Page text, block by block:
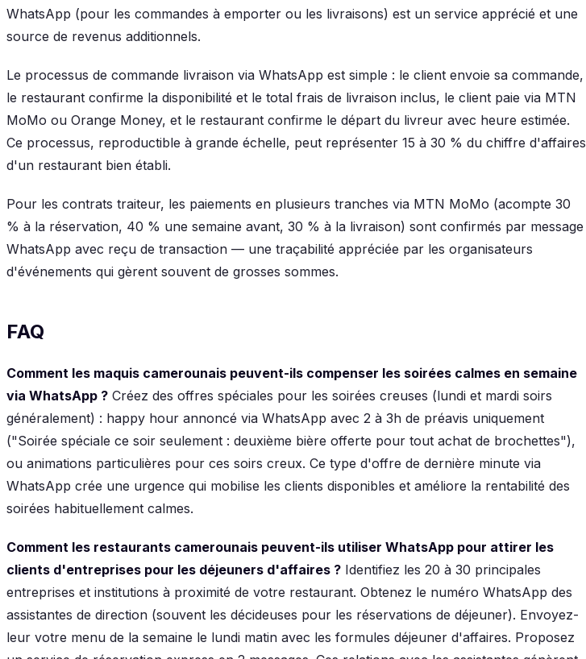
WhatsApp (pour les commandes à emporter ou les livraisons) est un service apprécié et une
source de revenus additionnels.
Le processus de commande livraison via WhatsApp est simple : le client envoie sa commande,
le restaurant confirme la disponibilité et le total frais de livraison inclus, le client paie via MTN
MoMo ou Orange Money, et le restaurant confirme le départ du livreur avec heure estimée.
Ce processus, reproductible à grande échelle, peut représenter 15 à 30 % du chiffre d'affaires
d'un restaurant bien établi.
Pour les contrats traiteur, les paiements en plusieurs tranches via MTN MoMo (acompte 30
% à la réservation, 40 % une semaine avant, 30 % à la livraison) sont confirmés par message
WhatsApp avec reçu de transaction — une traçabilité appréciée par les organisateurs
d'événements qui gèrent souvent de grosses sommes.
FAQ
Comment les maquis camerounais peuvent-ils compenser les soirées calmes en semaine
via WhatsApp ? Créez des offres spéciales pour les soirées creuses (lundi et mardi soirs
généralement) : happy hour annoncé via WhatsApp avec 2 à 3h de préavis uniquement
("Soirée spéciale ce soir seulement : deuxième bière offerte pour tout achat de brochettes"),
ou animations particulières pour ces soirs creux. Ce type d'offre de dernière minute via
WhatsApp crée une urgence qui mobilise les clients disponibles et améliore la rentabilité des
soirées habituellement calmes.
Comment les restaurants camerounais peuvent-ils utiliser WhatsApp pour attirer les
clients d'entreprises pour les déjeuners d'affaires ? Identifiez les 20 à 30 principales
entreprises et institutions à proximité de votre restaurant. Obtenez le numéro WhatsApp des
assistantes de direction (souvent les décideuses pour les réservations de déjeuner). Envoyez-
leur votre menu de la semaine le lundi matin avec les formules déjeuner d'affaires. Proposez